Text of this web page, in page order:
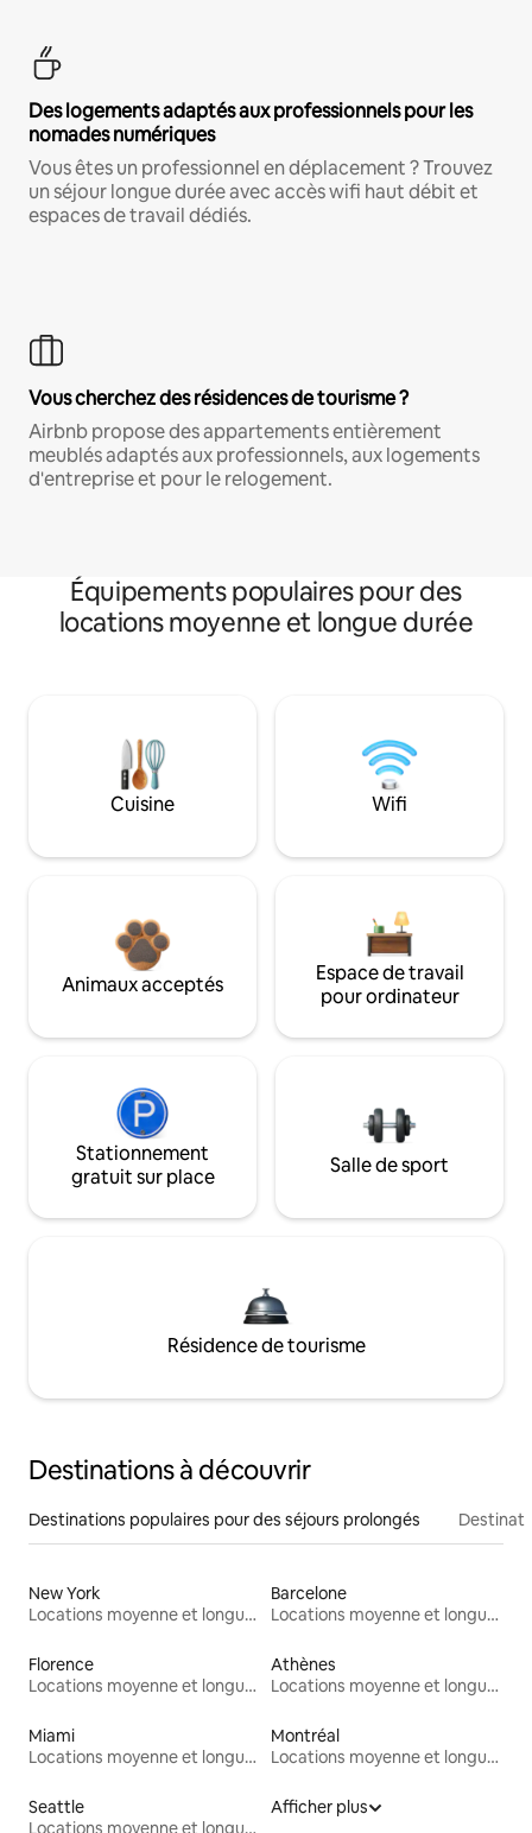
Des logements adaptés aux professionnels pour les
nomades numériques
Vous êtes un professionnel en déplacement ? Trouvez
un séjour longue durée avec accès wifi haut débit et
espaces de travail dédiés.
Vous cherchez des résidences de tourisme ?
Airbnb propose des appartements entièrement
meublés adaptés aux professionnels, aux logements
d'entreprise et pour le relogement.
Équipements populaires pour des
locations moyenne et longue durée
Cuisine Wifi
Animaux acceptés
Espace de travail
pour ordinateur
Stationnement
gratuit sur place
Salle de sport
Résidence de tourisme
Destinations à découvrir
Destinations populaires pour des séjours prolongés
New York
Locations moyenne et longue durée
Barcelone
Locations moyenne et longue durée
Florence
Locations moyenne et longue durée
Athènes
Locations moyenne et longue durée
Miami
Locations moyenne et longue durée
Montréal
Locations moyenne et longue durée
Seattle
Locations moyenne et longue durée
Afficher plus